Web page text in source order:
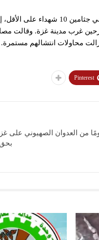
موقع أنصار الله – فلسطين – 16 صفر 1446هـ انتشلت طواقم
غرب مدينة غزة. وقالت
محاولات انتشالهم
Pinterest
يومًا من العدوان الصهيوني على